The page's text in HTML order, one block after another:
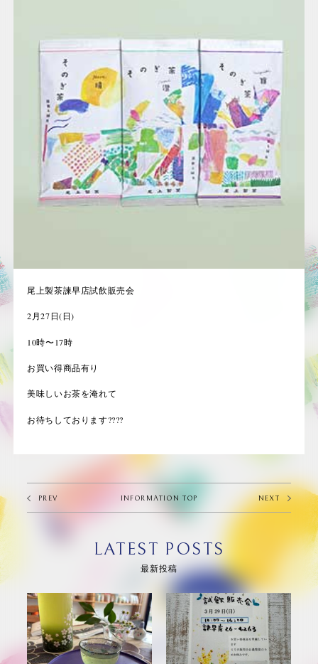
尾上製茶諫早店試飲販売会
2月27日(日)
10時〜17時
お買い得商品有り
美味しいお茶を淹れて
お待ちしております????
PREV INFORMATION TOP NEXT
LATEST POSTS
最新投稿